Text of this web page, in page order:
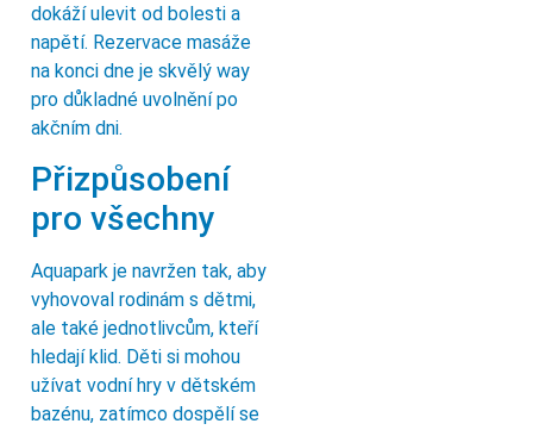
dokáží ulevit od bolesti a
napětí. Rezervace masáže
na konci dne je skvělý way
pro důkladné uvolnění po
akčním dni.
Přizpůsobení
pro všechny
Aquapark je navržen tak, aby
vyhovoval rodinám s dětmi,
ale také jednotlivcům, kteří
hledají klid. Děti si mohou
užívat vodní hry v dětském
bazénu, zatímco dospělí se